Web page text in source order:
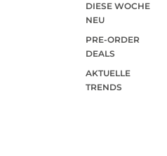
DIESE WOCHE
NEU
PRE-ORDER
DEALS
AKTUELLE
TRENDS